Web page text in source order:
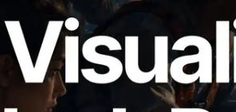
发布 Solana Block
为单位可视化区块生
证者